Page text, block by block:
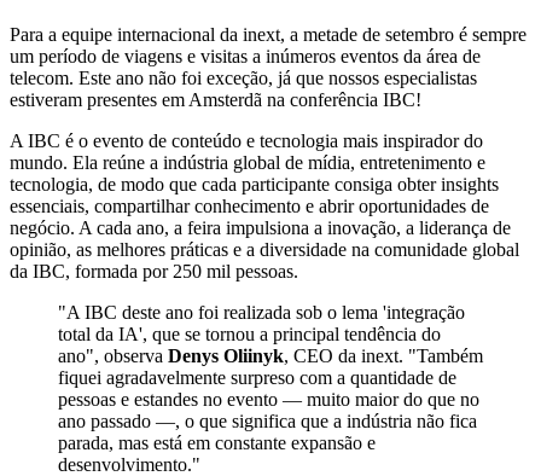
Para a equipe internacional da inext, a metade de setembro é sempre
um período de viagens e visitas a inúmeros eventos da área de
telecom. Este ano não foi exceção, já que nossos especialistas
estiveram presentes em Amsterdã na conferência IBC!
A IBC é o evento de conteúdo e tecnologia mais inspirador do
mundo. Ela reúne a indústria global de mídia, entretenimento e
tecnologia, de modo que cada participante consiga obter insights
essenciais, compartilhar conhecimento e abrir oportunidades de
negócio. A cada ano, a feira impulsiona a inovação, a liderança de
opinião, as melhores práticas e a diversidade na comunidade global
da IBC, formada por 250 mil pessoas.
"A IBC deste ano foi realizada sob o lema 'integração
total da IA', que se tornou a principal tendência do
ano", observa Denys Oliinyk, CEO da inext. "Também
fiquei agradavelmente surpreso com a quantidade de
pessoas e estandes no evento — muito maior do que no
ano passado —, o que significa que a indústria não fica
parada, mas está em constante expansão e
desenvolvimento."